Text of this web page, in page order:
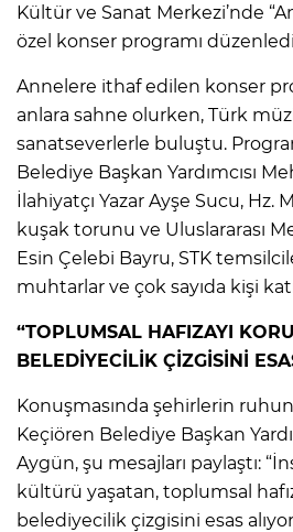
Kültür ve Sanat Merkezi’nde
özel konser programı
Annelere ithaf edilen konser
anlara sahne olurken, Türk
sanatseverlerle buluştu.
Belediye Başkan Yardımcısı
İlahiyatçı Yazar Ayşe Sucu, Hz.
kuşak torunu ve Uluslararası
Esin Çelebi Bayru, STK
muhtarlar ve çok sayıda kişi
“TOPLUMSAL HAFIZAYI
BELEDİYECİLİK ÇİZGİSİNİ
Konuşmasında şehirlerin
Keçiören Belediye Başkan
Aygün, şu mesajları paylaştı:
kültürü yaşatan, toplumsal
belediyecilik çizgisini esas